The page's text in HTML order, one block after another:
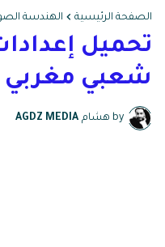
الصفحة الرئيسية الهندسة
تحميل
شعبي مغربي
by هشام AGDZ MEDIA